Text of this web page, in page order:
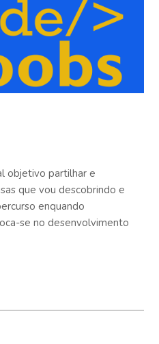
objetivo partilhar e
que vou descobrindo e
enquando
se no desenvolvimento